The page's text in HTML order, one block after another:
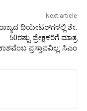
Next article
ಥಿಯೇಟರ್‌ಗಳಲ್ಲಿ ಶೇ.
50ರಷ್ಟು ಪ್ರೇಕ್ಷಕರಿಗೆ ಮಾತ್ರ
ಪ್ರಸ್ತಾಪವಿಲ್ಲ: ಸಿಎಂ